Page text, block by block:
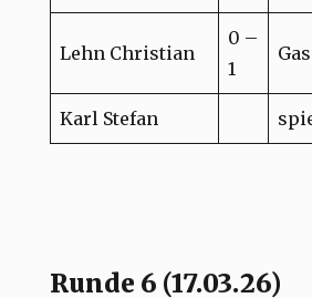
Lehn Christian
0 –
1
Karl Stefan
Runde 6 (17.03.26)